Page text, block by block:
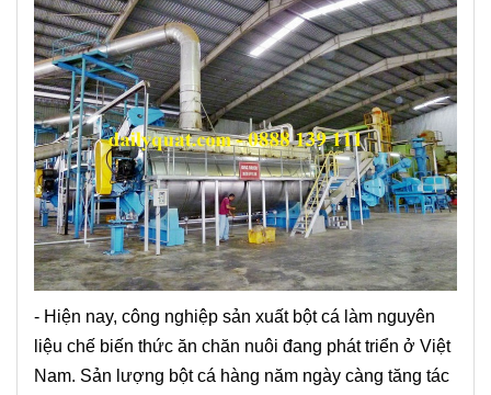
- Hiện nay, công nghiệp sản xuất bột cá làm nguyên
liệu chế biến thức ăn chăn nuôi đang phát triển ở Việt
Nam. Sản lượng bột cá hàng năm ngày càng tăng tác